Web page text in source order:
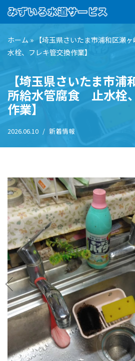
ン
テ
へ
ス
キ
ッ
ホーム » 【埼玉県さいたま市浦和区
水栓、フレキ管交換作業】
【埼玉県さいたま市
所給水管腐食 止水栓
作業】
2026.06.10 新着情報